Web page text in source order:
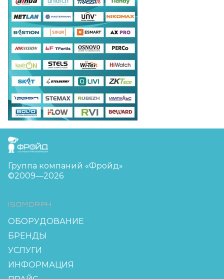
FreudGroup
Группа компаний «Фройд»
©2009—2026
ISOMORPH
ОБОРУДОВАНИЕ
БРЕНДЫ
УСЛУГИ
ИНФОРМАЦИЯ